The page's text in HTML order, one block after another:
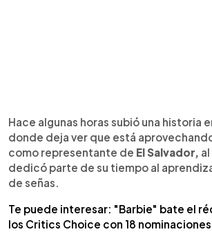
Hace algunas horas subió una historia
donde deja ver que está
como representante de El Salvador,
dedicó parte de su tiempo al
de señas.
Te puede interesar: "Barbie" bate el
los Critics Choice con 18 nominaciones